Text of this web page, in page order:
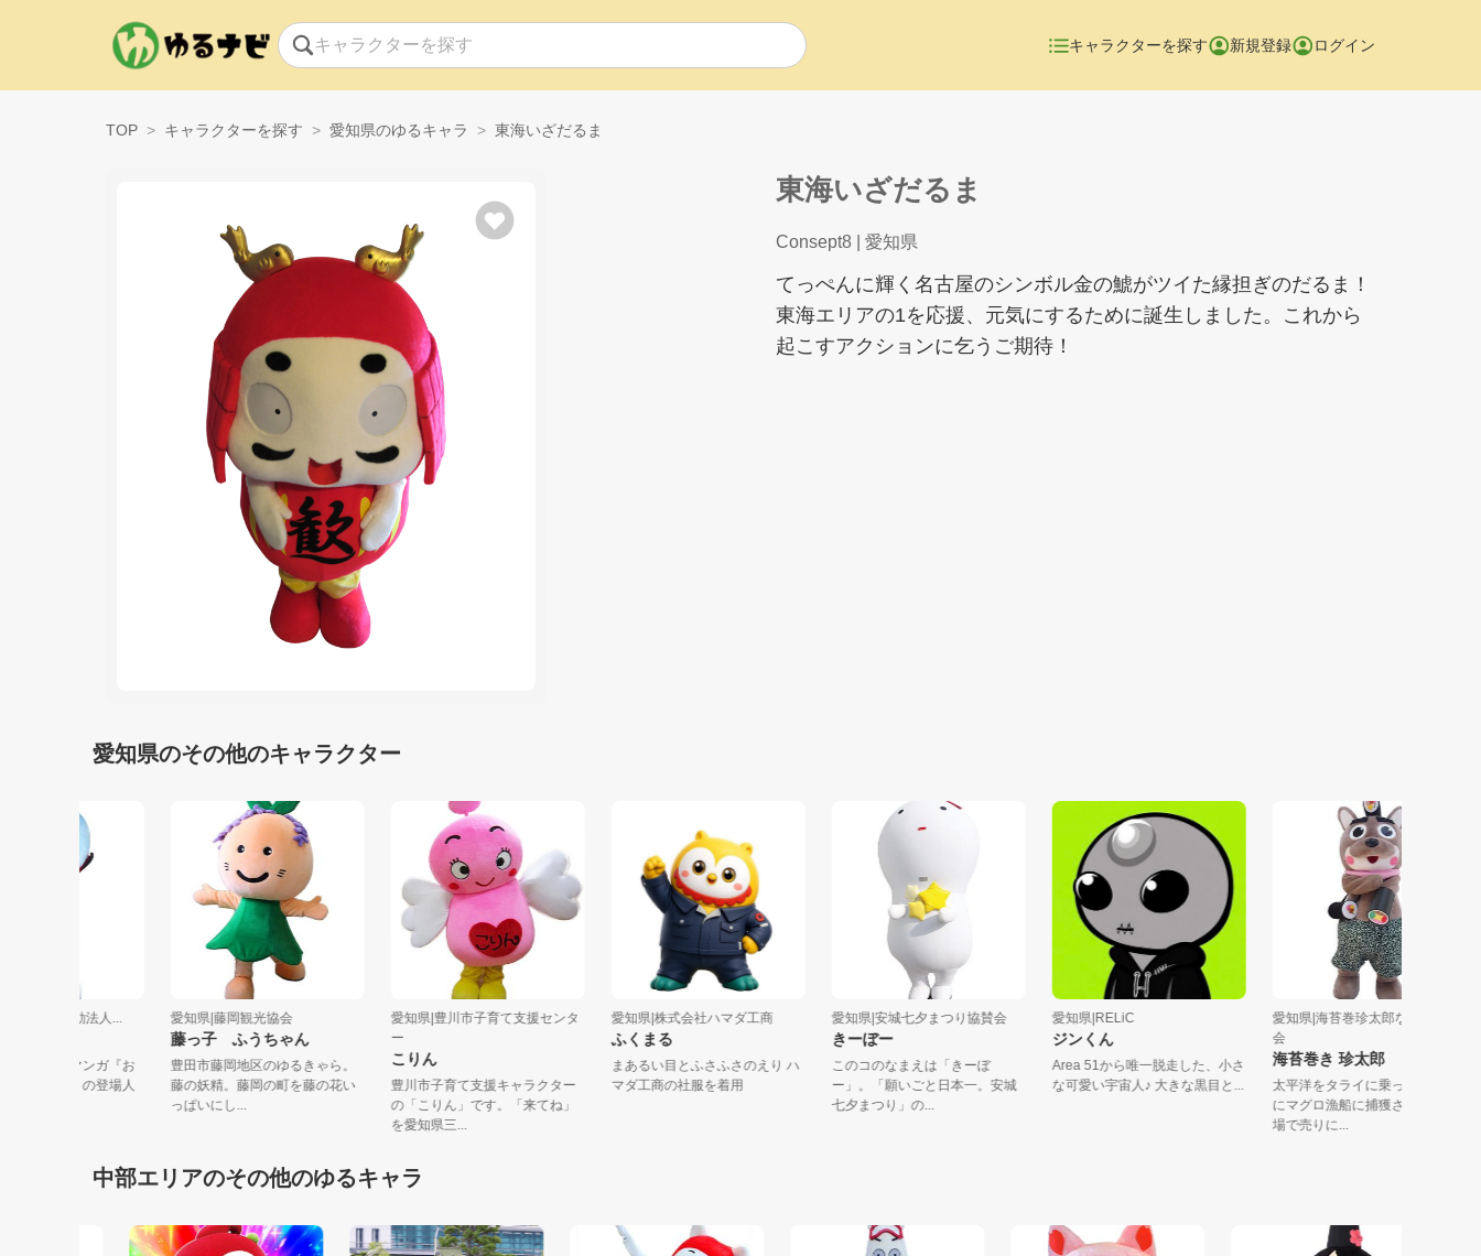
キャラクターを探す 新規登録 ログイン
TOP キャラクターを探す 愛知県のゆるキャラ 東海いざだるま
東海いざだるま
Consept8 | 愛知県
てっぺんに輝く名古屋のシンボル金の鯱がツイた縁担ぎのだるま！
東海エリアの1を応援、元気にするために誕生しました。これから
起こすアクションに乞うご期待！
愛知県のその他のキャラクター
|特定非営利活動法人...
・鳥山明氏のマンガ『お
島のウーさま』の登場人
愛知県|藤岡観光協会
藤っ子 ふうちゃん
豊田市藤岡地区のゆるきゃら。
藤の妖精。藤岡の町を藤の花い
っぱいにし...
愛知県|豊川市子育て支援センタ
こりん
豊川市子育て支援キャラクター
の「こりん」です。「来てね」
を愛知県三...
愛知県|株式会社ハマダ工商
ふくまる
まあるい目とふさふさのえり ハ
マダ工商の社服を着用
愛知県|安城七夕まつり協賛会
きーぼー
このコのなまえは「きーぼ
ー」。「願いごと日本一。安城
七夕まつり」の...
愛知県|RELiC
ジンくん
Area 51から唯一脱走した、小さ
な可愛い宇宙人♪ 大きな黒目と...
愛知県|海苔巻珍太郎なると巻
海苔巻き 珍太郎
太平洋をタライに乗って漂流
にマグロ漁船に捕獲され北部
場で売りに...
中部エリアのその他のゆるキャラ